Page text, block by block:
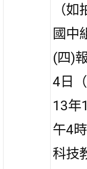
（
國中
(四)
4日
13年
午4
科技